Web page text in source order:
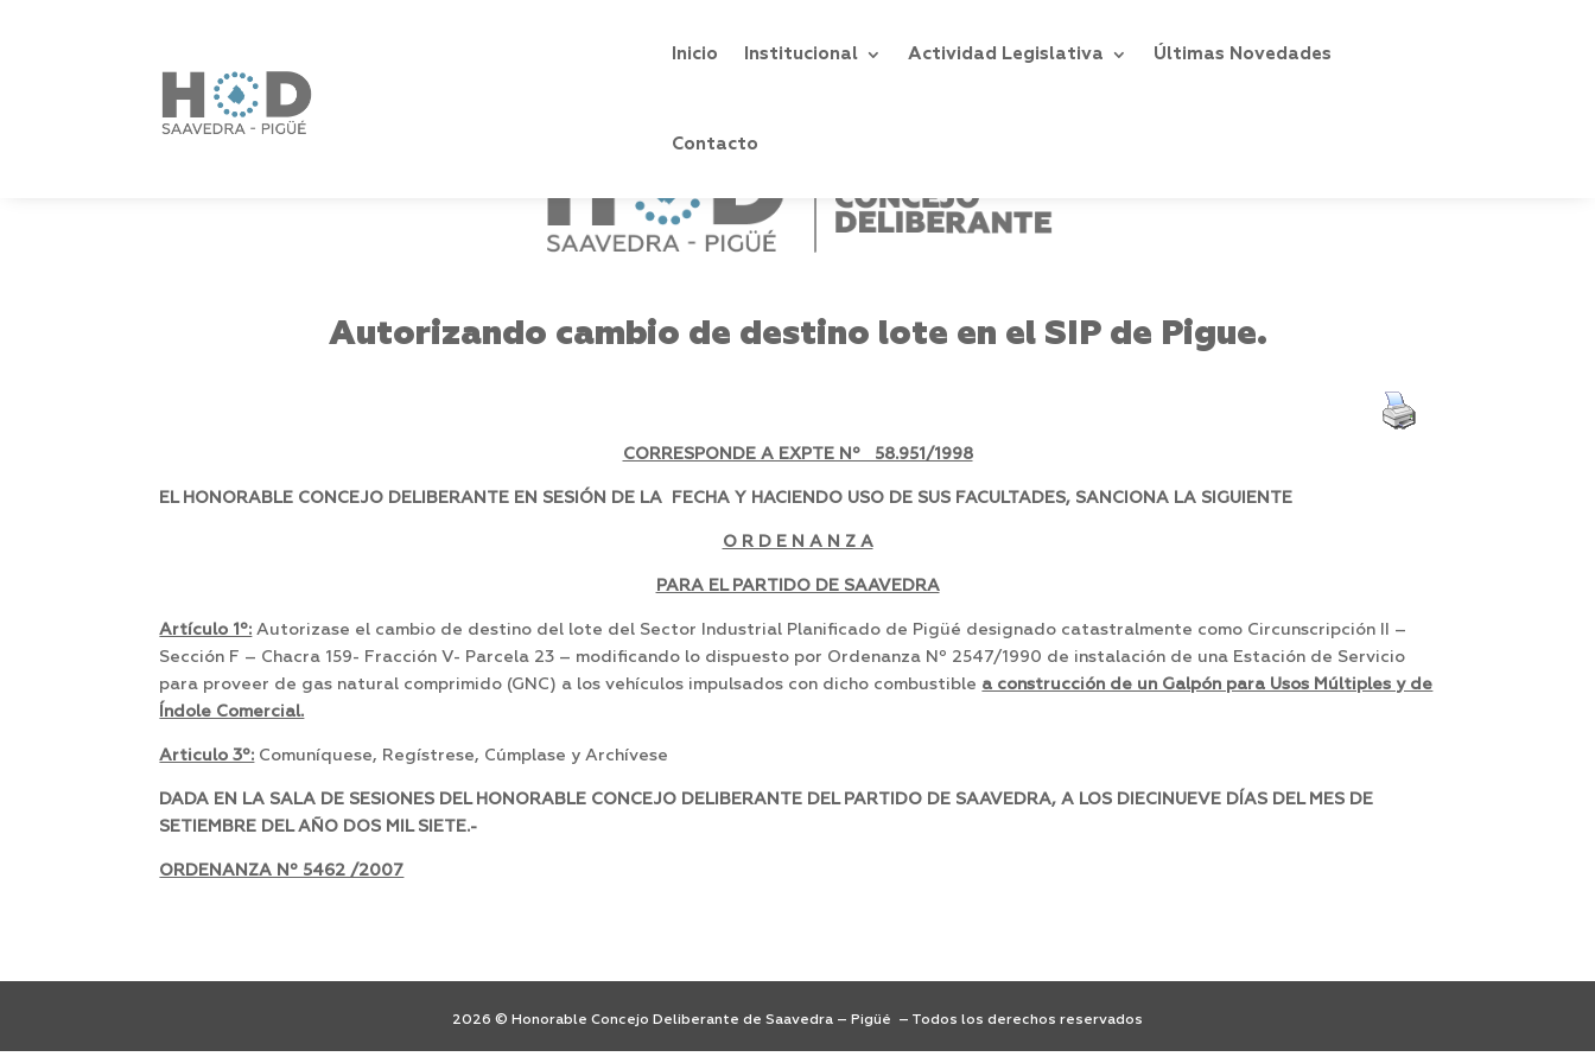
Inicio Institucional Actividad Legislativa Últimas Novedades
Contacto
Autorizando cambio de destino lote en el SIP de Pigue.
CORRESPONDE A EXPTE Nº 58.951/1998
EL HONORABLE CONCEJO DELIBERANTE EN SESIÓN DE LA FECHA Y HACIENDO USO DE SUS FACULTADES, SANCIONA LA SIGUIENTE
O R D E N A N Z A
PARA EL PARTIDO DE SAAVEDRA
Artículo 1º: Autorizase el cambio de destino del lote del Sector Industrial Planificado de Pigüé designado catastralmente como Circunscripción II –
Sección F – Chacra 159- Fracción V- Parcela 23 – modificando lo dispuesto por Ordenanza Nº 2547/1990 de instalación de una Estación de Servicio
para proveer de gas natural comprimido (GNC) a los vehículos impulsados con dicho combustible a construcción de un Galpón para Usos Múltiples y de
Índole Comercial.
Articulo 3º: Comuníquese, Regístrese, Cúmplase y Archívese
DADA EN LA SALA DE SESIONES DEL HONORABLE CONCEJO DELIBERANTE DEL PARTIDO DE SAAVEDRA, A LOS DIECINUEVE DÍAS DEL MES DE
SETIEMBRE DEL AÑO DOS MIL SIETE.-
ORDENANZA Nº 5462 /2007
2026 © Honorable Concejo Deliberante de Saavedra – Pigüé – Todos los derechos reservados